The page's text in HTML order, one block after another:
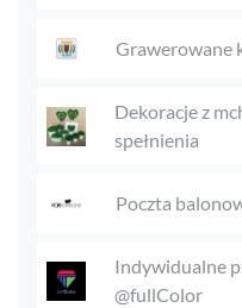
Grawerowane
Dekoracje z
spełnienia
Poczta
Indywidualne
@fullColor